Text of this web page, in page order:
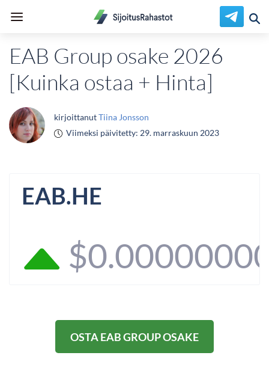
EAB Group osake 2026
[Kuinka ostaa + Hinta]
kirjoittanutTiina Jonsson
Viimeksi päivitetty: 29. marraskuun 2023
EAB.HE
OSTA EAB GROUP OSAKE